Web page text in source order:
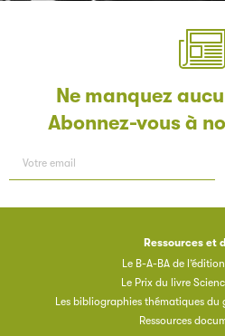
Ne manquez
Abonnez-vous à
Ressources et
Le B-A-BA de
Le Prix du livre
Les bibliographies thématiques du
Ressources
Les petits champions de la
Le jeu de lecture à voix haute
enfants de CM1 et de CM2.
Partenaire
Filéas